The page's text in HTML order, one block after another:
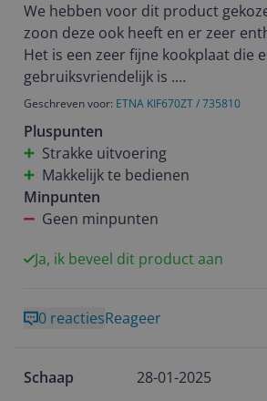
We hebben voor dit product
zoon deze ook heeft en er zeer enthousiast over is.
Het is een zeer fijne kookplaat die
gebruiksvriendelijk is .
We zijn er erg blij mee .
Geschreven voor: ETNA KIF670ZT / 735810
Pluspunten
Strakke uitvoering
Makkelijk te bedienen
Minpunten
Geen minpunten
Ja, ik beveel dit product aan
0 reactiesReageer
Schaap 28-01-2025